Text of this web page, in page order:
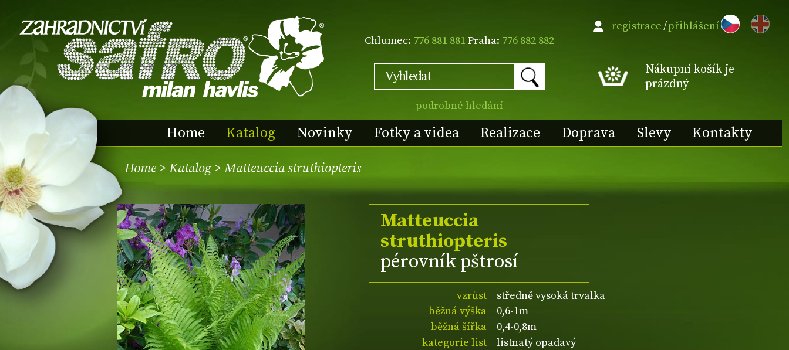
Chlumec: 776 881 881Praha: 776 882 882
podrobné hledání
EN
Nákupní košík je
prázdný
Home Katalog Novinky Fotky a videa Realizace Doprava Slevy Kontakty
registrace/přihlášení
Home > Katalog> Matteuccia struthiopteris
Matteuccia
struthiopteris
pérovník pštrosí
vzrůst
středně vysoká trvalka
běžná výška
0,6-1m
běžná šířka
0,4-0,8m
kategorie list
listnatý opadavý